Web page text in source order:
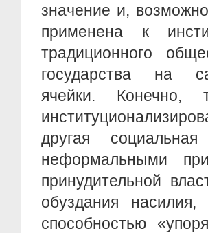
значение и,
применена к
традиционного
государства на
ячейки. Конечно,
другая
неформальными
принудительной
обуздания
способностью